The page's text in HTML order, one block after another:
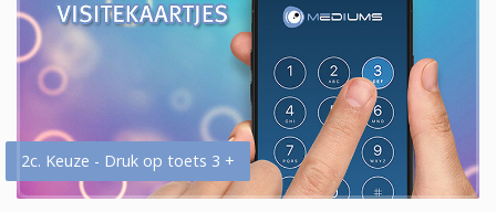
2c. Keuze - Druk op toets 3 +